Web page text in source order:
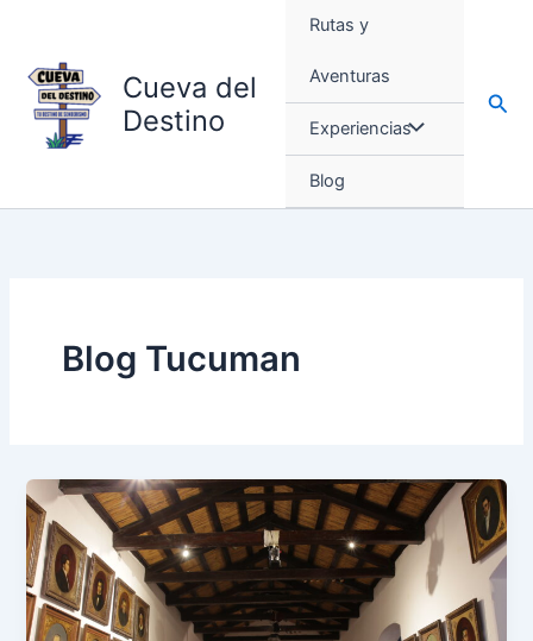
contenido
Cueva del
Destino
Rutas y
Aventuras
Experiencias
Blog
Blog Tucuman